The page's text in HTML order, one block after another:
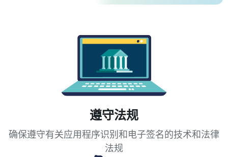
遵守法规
确保遵守有关应用程序识别和电子签名的技术和法律
法规